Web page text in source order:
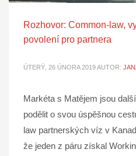
Rozhovor: Common-law,
povolení pro partnera
ÚTERÝ, 26 ÚNORA 2019AUTOR:
Markéta s Matějem jsou
podělit o svou úspěšnou
law partnerských víz v
že jeden z páru získal